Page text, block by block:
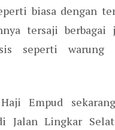
biasa dengan
tersaji berbagai
seperti warung
Empud
Jalan Lingkar